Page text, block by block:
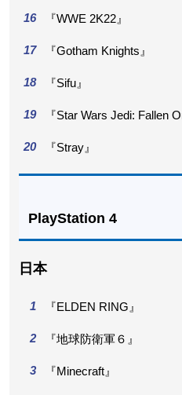
『WWE 2K22』
『Gotham Knights』
『Sifu』
『Star Wars Jedi: Fallen
『Stray』
PlayStation 4
日本
『ELDEN RING』
『地球防衛軍６』
『Minecraft』